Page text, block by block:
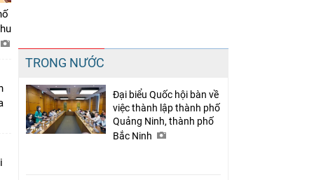
Chia sẻ
Facebook
TRONG NƯỚC
Đại biểu Quốc hội bàn về
việc thành lập thành phố
Quảng Ninh, thành phố
Bắc Ninh